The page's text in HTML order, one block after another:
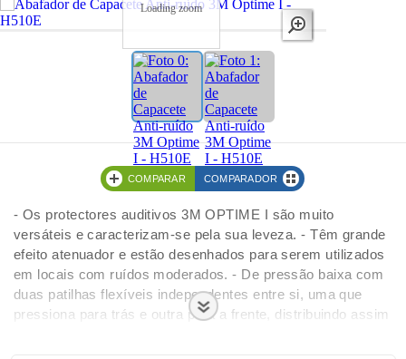
Loading zoom
COMPARAR COMPARADOR
- Os protectores auditivos 3M OPTIME I são muito
versáteis e caracterizam-se pela sua leveza. - Têm grande
efeito atenuador e estão desenhados para serem utilizados
em locais com ruídos moderados. - De pressão baixa com
duas patilhas flexíveis independentes entre si, uma que
pressiona para trás e outra para a frente, distribuindo assim